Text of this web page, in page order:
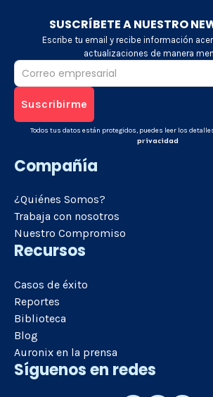
SUSCRÍBETE A NUESTRO
Escribe tu email y recibe información
actualizaciones de manera
Todos tus datos están protegidos, puedes leer los
privacidad
Compañía
¿Quiénes Somos?
Trabaja con nosotros
Nuestro Compromiso
Recursos
Casos de éxito
Reportes
Biblioteca
Blog
Auronix en la prensa
Síguenos en redes